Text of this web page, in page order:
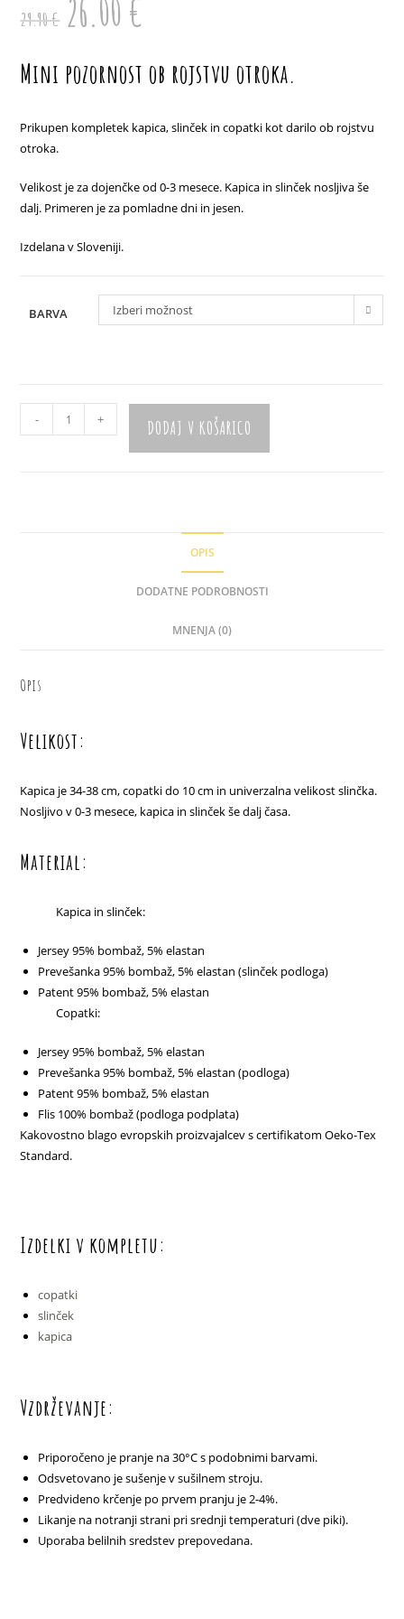
29.90€
cena
je26.00 €
Mini pozornost ob rojstvu otroka.
Prikupen kompletek kapica, slinček in copatki kot darilo ob rojstvu
otroka.
Velikost je za dojenčke od 0-3 mesece. Kapica in slinček nosljiva še
dalj. Primeren je za pomladne dni in jesen.
Izdelana v Sloveniji.
BARVA Izberi možnost
kompletek
- + DODAJ V KOŠARICO
OPIS
DODATNE PODROBNOSTI
MNENJA (0)
Opis
Velikost:
Kapica je 34-38 cm, copatki do 10 cm in univerzalna velikost slinčka.
Nosljivo v 0-3 mesece, kapica in slinček še dalj časa.
Material:
Kapica in slinček:
Jersey 95% bombaž, 5% elastan
Prevešanka 95% bombaž, 5% elastan (slinček podloga)
Patent 95% bombaž, 5% elastan
Copatki:
Jersey 95% bombaž, 5% elastan
Prevešanka 95% bombaž, 5% elastan (podloga)
Patent 95% bombaž, 5% elastan
Flis 100% bombaž (podloga podplata)
Kakovostno blago evropskih proizvajalcev s certifikatom Oeko-Tex
Standard.
Izdelki v kompletu:
copatki
slinček
kapica
Vzdrževanje:
Priporočeno je pranje na 30°C s podobnimi barvami.
Odsvetovano je sušenje v sušilnem stroju.
Predvideno krčenje po prvem pranju je 2-4%.
Likanje na notranji strani pri srednji temperaturi (dve piki).
Uporaba belilnih sredstev prepovedana.